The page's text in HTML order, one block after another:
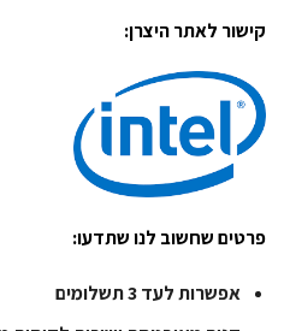
קישור לאתר היצרן:
פרטים שחשוב לנו שתדעו:
אפשרות לעד 3 תשלומים